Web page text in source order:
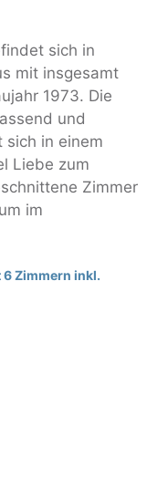
sich in
mit insgesamt
1973. Die
und
in einem
Liebe zum
Zimmer
im
Zimmern inkl.